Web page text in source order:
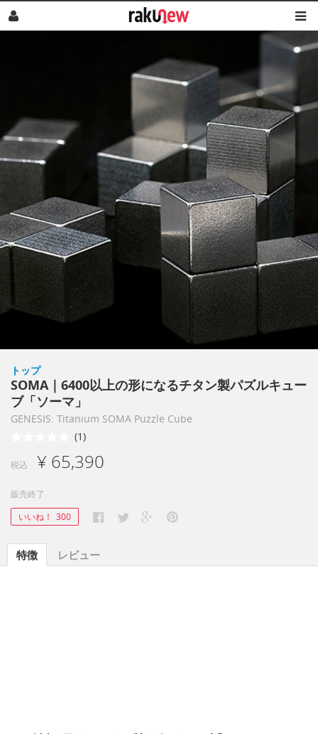
トップ
SOMA｜6400以上の形になるチタン製パズルキュー
ブ「ソーマ」
GENESIS: Titanium SOMA Puzzle Cube
(1)
税込 ¥ 65,390
販売終了
いいね！ 300
特徴 レビュー